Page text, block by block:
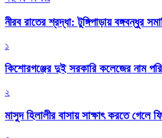
নীরব রাতের শ্রদ্ধা: টুঙ্গিপাড়ায় বঙ্গবন্ধুর
১
কিশোরগঞ্জের দুই সরকারি কলেজের নাম
২
মাসুদ হিলালীর বাসায় সাক্ষাৎ করতে